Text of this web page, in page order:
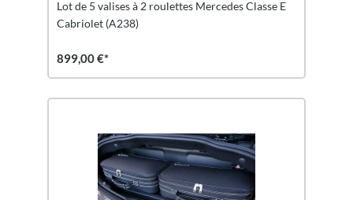
Lot de 5 valises à 2 roulettes Mercedes Classe E
Cabriolet (A238)
899,00 €*